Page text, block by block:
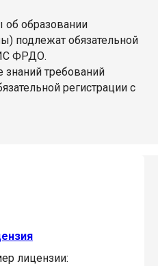
образовании
подлежат обязательной
ФРДО.
знаний требований
регистрации с
лицензии: